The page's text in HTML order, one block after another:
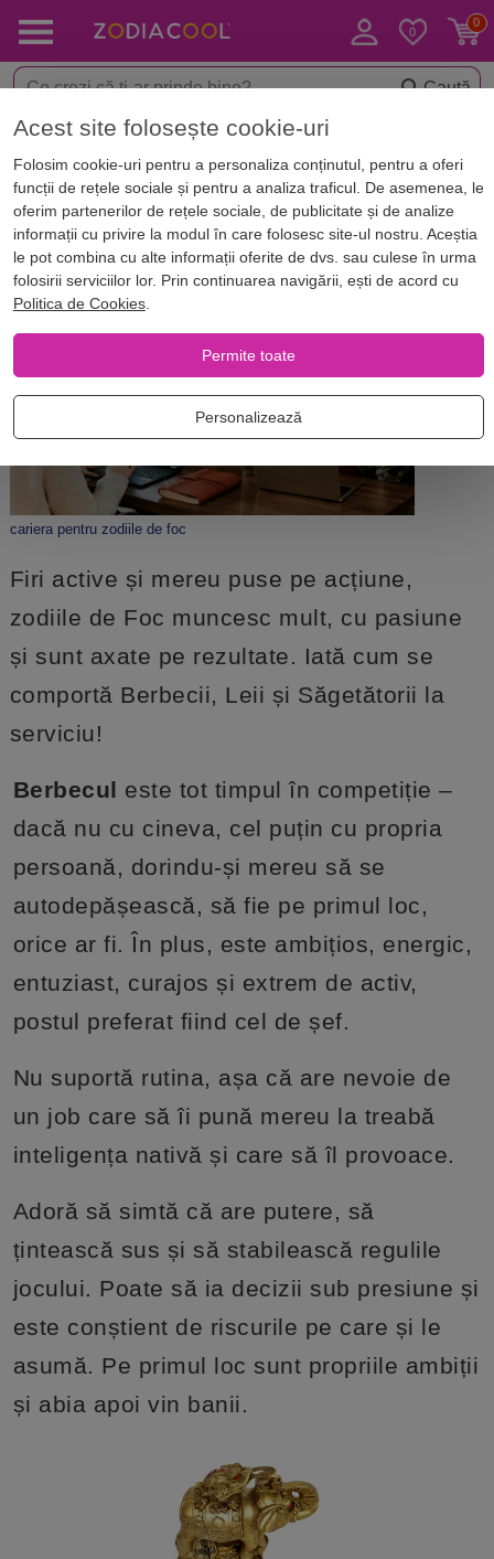
Caută
Acasă Blog Horoscop. Zodii
Horoscopul atuurilor
profesionale: zodiile de Foc la
locul de muncă
cariera pentru zodiile de foc
Firi active și mereu puse pe acțiune,
zodiile de Foc muncesc mult, cu pasiune
și sunt axate pe rezultate. Iată cum se
comportă Berbecii, Leii și Săgetătorii la
serviciu!
Berbecul este tot timpul în competiție –
dacă nu cu cineva, cel puțin cu propria
persoană, dorindu-și mereu să se
autodepășească, să fie pe primul loc,
orice ar fi. În plus, este ambițios, energic,
entuziast, curajos și extrem de activ,
postul preferat fiind cel de șef.
Nu suportă rutina, așa că are nevoie de
un job care să îi pună mereu la treabă
inteligența nativă și care să îl provoace.
Adoră să simtă că are putere, să
țintească sus și să stabilească regulile
jocului. Poate să ia decizii sub presiune și
este conștient de riscurile pe care și le
asumă. Pe primul loc sunt propriile ambiții
și abia apoi vin banii.
Acest site folosește cookie-uri
Folosim cookie-uri pentru a personaliza conținutul, pentru a oferi
funcții de rețele sociale și pentru a analiza traficul. De asemenea, le
oferim partenerilor de rețele sociale, de publicitate și de analize
informații cu privire la modul în care folosesc site-ul nostru. Aceștia
le pot combina cu alte informații oferite de dvs. sau culese în urma
folosirii serviciilor lor. Prin continuarea navigării, ești de acord cu
Politica de Cookies.
Permite toate
Personalizează